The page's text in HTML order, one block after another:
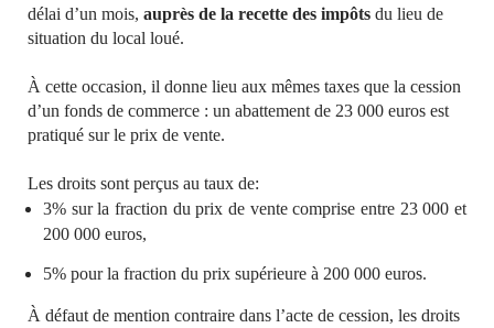
délai d’un mois, auprès de la recette des impôts du lieu de
situation du local loué.
À cette occasion, il donne lieu aux mêmes taxes que la cession
d’un fonds de commerce : un abattement de 23 000 euros est
pratiqué sur le prix de vente.
Les droits sont perçus au taux de:
3% sur la fraction du prix de vente comprise entre 23 000 et
200 000 euros,
5% pour la fraction du prix supérieure à 200 000 euros.
À défaut de mention contraire dans l’acte de cession, les droits